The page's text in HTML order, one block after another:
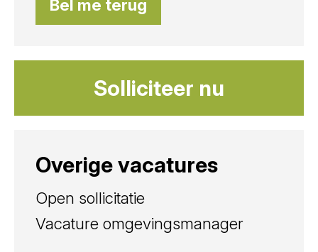
Solliciteer nu
Overige vacatures
Open sollicitatie
Vacature omgevingsmanager